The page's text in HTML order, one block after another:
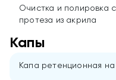
Очистка и полировка
протеза из акрила
Капы
Капа ретенционная